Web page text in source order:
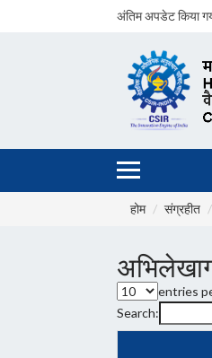
अंतिम अपडेट किया
होम संग्रहीत
entries
Search: